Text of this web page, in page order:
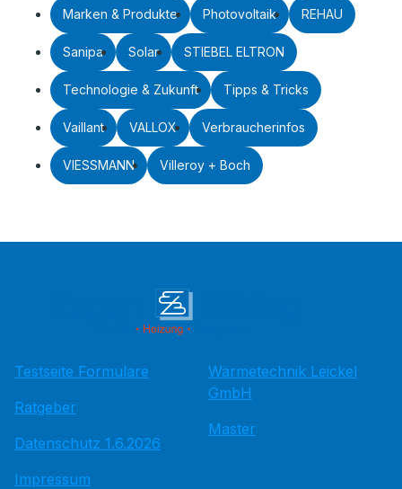
Marken & Produkte Photovoltaik REHAU
Sanipa Solar STIEBEL ELTRON
Technologie & Zukunft Tipps & Tricks
Vaillant VALLOX Verbraucherinfos
VIESSMANN Villeroy + Boch
Testseite Formulare
Ratgeber
Datenschutz 1.6.2026
Impressum
Wärmetechnik Leickel
GmbH
Master